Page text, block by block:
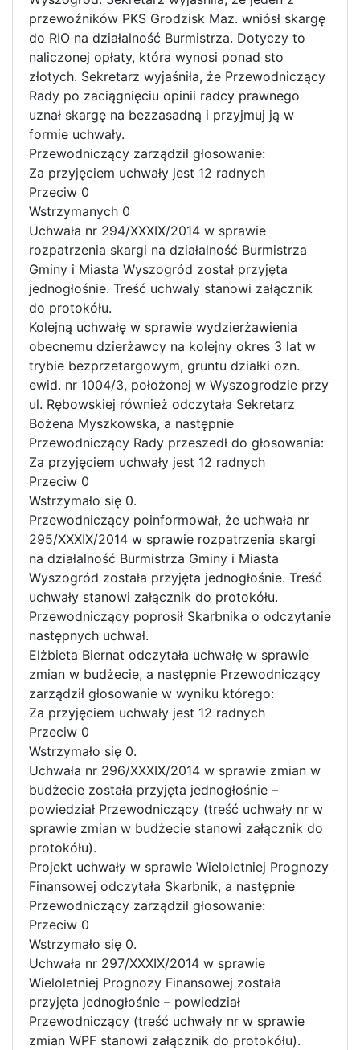
przewoźników PKS Grodzisk Maz. wniósł skargę
do RIO na działalność Burmistrza. Dotyczy to
naliczonej opłaty, która wynosi ponad sto
złotych. Sekretarz wyjaśniła, że Przewodniczący
Rady po zaciągnięciu opinii radcy prawnego
uznał skargę na bezzasadną i przyjmuj ją w
formie uchwały.
Przewodniczący zarządził głosowanie:
Za przyjęciem uchwały jest 12 radnych
Przeciw 0
Wstrzymanych 0
Uchwała nr 294/XXXIX/2014 w sprawie
rozpatrzenia skargi na działalność Burmistrza
Gminy i Miasta Wyszogród został przyjęta
jednogłośnie. Treść uchwały stanowi załącznik
do protokółu.
Kolejną uchwałę w sprawie wydzierżawienia
obecnemu dzierżawcy na kolejny okres 3 lat w
trybie bezprzetargowym, gruntu działki ozn.
ewid. nr 1004/3, położonej w Wyszogrodzie przy
ul. Rębowskiej również odczytała Sekretarz
Bożena Myszkowska, a następnie
Przewodniczący Rady przeszedł do głosowania:
Za przyjęciem uchwały jest 12 radnych
Przeciw 0
Wstrzymało się 0.
Przewodniczący poinformował, że uchwała nr
295/XXXIX/2014 w sprawie rozpatrzenia skargi
na działalność Burmistrza Gminy i Miasta
Wyszogród została przyjęta jednogłośnie. Treść
uchwały stanowi załącznik do protokółu.
Przewodniczący poprosił Skarbnika o odczytanie
następnych uchwał.
Elżbieta Biernat odczytała uchwałę w sprawie
zmian w budżecie, a następnie Przewodniczący
zarządził głosowanie w wyniku którego:
Za przyjęciem uchwały jest 12 radnych
Przeciw 0
Wstrzymało się 0.
Uchwała nr 296/XXXIX/2014 w sprawie zmian w
budżecie została przyjęta jednogłośnie –
powiedział Przewodniczący (treść uchwały nr w
sprawie zmian w budżecie stanowi załącznik do
protokółu).
Projekt uchwały w sprawie Wieloletniej Prognozy
Finansowej odczytała Skarbnik, a następnie
Przewodniczący zarządził głosowanie:
Przeciw 0
Wstrzymało się 0.
Uchwała nr 297/XXXIX/2014 w sprawie
Wieloletniej Prognozy Finansowej została
przyjęta jednogłośnie – powiedział
Przewodniczący (treść uchwały nr w sprawie
zmian WPF stanowi załącznik do protokółu).